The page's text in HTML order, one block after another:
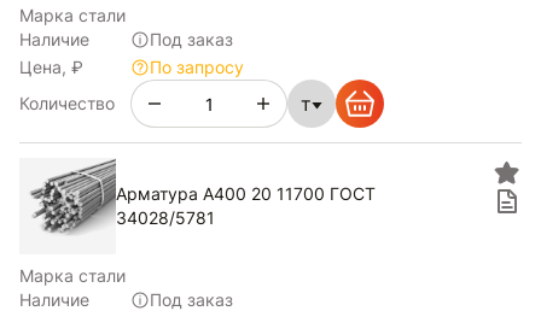
Марка стали
Наличие
Под заказ
Цена, ₽
По запросу
Количество
т
Арматура А400 20 11700 ГОСТ
34028/5781
Марка стали
Наличие
Под заказ